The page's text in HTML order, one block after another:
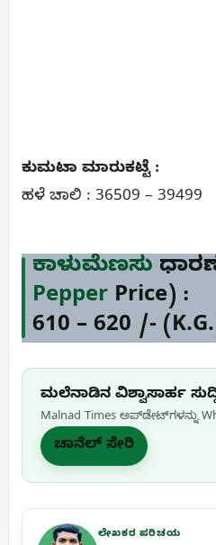
ಕುಮಟಾ ಮಾರುಕಟ್ಟೆ :
ಹಳೆ ಚಾಲಿ : 36509 – 39499
ಕಾಳುಮೆಣಸು
Pepper Price) :
610 – 620 /-
ಮಲೆನಾಡಿನ ವಿಶ್ವಾಸಾರ್ಹ
Malnad Times ಅಪ್‌ಡೇಟ್‌ಗಳನ್ನು
ಚಾನೆಲ್ ಸೇರಿ
ಲೇಖಕರ ಪರಿಚಯ